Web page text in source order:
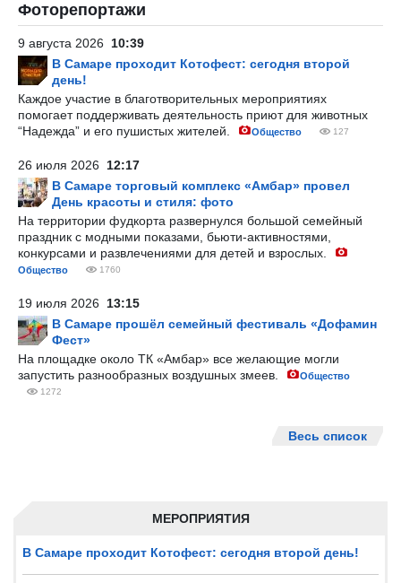
МЕРОПРИЯТИЯ
В Самаре проходит Котофест: сегодня второй день!
Фоторепортажи
9 августа 2026 10:39
В Самаре проходит Котофест: сегодня второй
день!
Каждое участие в благотворительных мероприятиях
помогает поддерживать деятельность приют для животных
“Надежда” и его пушистых жителей.
Общество 127
26 июля 2026 12:17
В Самаре торговый комплекс «Амбар» провел
День красоты и стиля: фото
На территории фудкорта развернулся большой семейный
праздник с модными показами, бьюти-активностями,
конкурсами и развлечениями для детей и взрослых.
Общество 1760
19 июля 2026 13:15
В Самаре прошёл семейный фестиваль «Дофамин
Фест»
На площадке около ТК «Амбар» все желающие могли
запустить разнообразных воздушных змеев.
Общество
1272
Весь список